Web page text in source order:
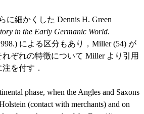
細かくした Dennis H. Green
in the Early Germanic World.
による区分もあり，Miller (54) が
ぞれの特徴について Miller より引用
を付す．
phase, when the Angles and Saxons
(contact with merchants) and on